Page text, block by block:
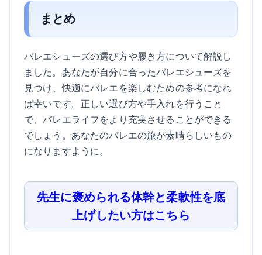
まとめ
バレエシューズの選び方や履き方について解説し
ました。あなたが自分に合ったバレエシューズを
見つけ、快適にバレエを楽しむための参考になれ
ば幸いです。正しい選び方や手入れを行うこと
で、バレエライフをより充実させることができる
でしょう。あなたのバレエの旅が素晴らしいもの
になりますように。
先生に褒められる体幹と柔軟性を底
上げしたい方はこちら